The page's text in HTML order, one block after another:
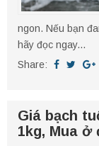
ngon. Nếu bạn
hãy đọc ngay...
Share:
Giá bạch
1kg, Mua ở